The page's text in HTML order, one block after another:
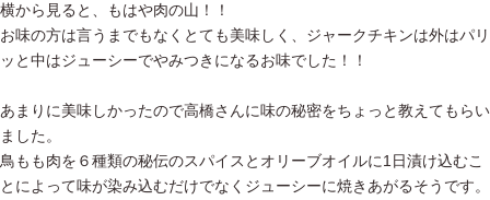
横から見ると、もはや肉の山！！
お味の方は言うまでもなくとても美味しく、ジャークチキンは外はパリ
ッと中はジューシーでやみつきになるお味でした！！
あまりに美味しかったので高橋さんに味の秘密をちょっと教えてもらい
ました。
鳥もも肉を６種類の秘伝のスパイスとオリーブオイルに1日漬け込むこ
とによって味が染み込むだけでなくジューシーに焼きあがるそうです。